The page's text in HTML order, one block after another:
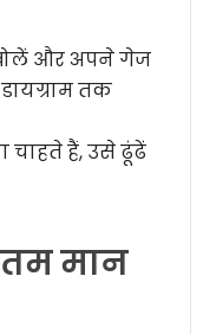
और अपने गेज
तक
चाहते हैं, उसे ढूंढें
मान